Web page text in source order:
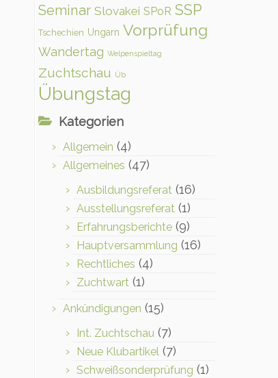
Seminar Slovakei SPoR SSP
Tschechien Ungarn Vorprüfung
Wandertag Welpenspieltag
Zuchtschau Üb
Übungstag
Kategorien
Allgemein (4)
Allgemeines (47)
Ausbildungsreferat (16)
Ausstellungsreferat (1)
Erfahrungsberichte (9)
Hauptversammlung (16)
Rechtliches (4)
Zuchtwart (1)
Ankündigungen (15)
Int. Zuchtschau (7)
Neue Klubartikel (7)
Schweißsonderprüfung (1)